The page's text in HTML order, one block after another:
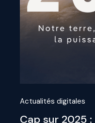
Actualités digitales
Cap sur 2025